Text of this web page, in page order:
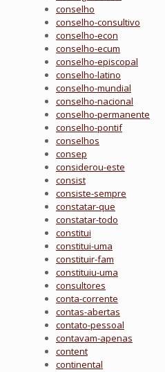
conselho
conselho-consultivo
conselho-econ
conselho-ecum
conselho-episcopal
conselho-latino
conselho-mundial
conselho-nacional
conselho-permanente
conselho-pontif
conselhos
consep
considerou-este
consist
consiste-sempre
constatar-que
constatar-todo
constitui
constitui-uma
constituir-fam
constituiu-uma
consultores
conta-corrente
contas-abertas
contato-pessoal
contavam-apenas
content
continental